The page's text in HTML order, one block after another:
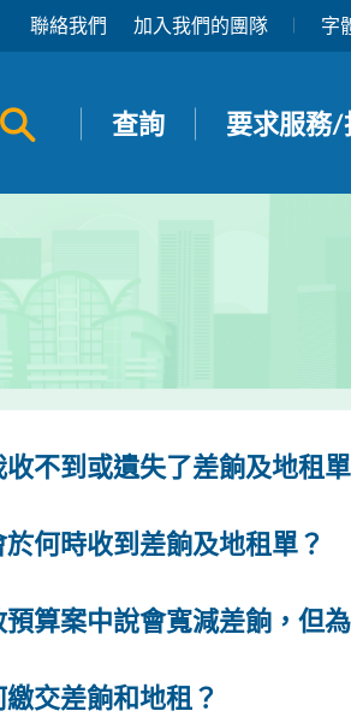
聯絡我們 加入我們的團隊 字
開啟搜尋面板
查詢 要求服務/
收不到或遺失了差餉及地租
於何時收到差餉及地租單？
預算案中說會寬減差餉，但
繳交差餉和地租？